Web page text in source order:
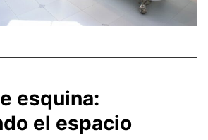
esquina:
el espacio